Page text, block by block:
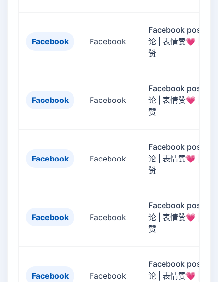
Facebook Facebook
Facebook post评
论 | 表情赞💗 | 评论
赞
Facebook Facebook
Facebook post评
论 | 表情赞💗 | 评论
赞
Facebook Facebook
Facebook post评
论 | 表情赞💗 | 评论
赞
Facebook Facebook
Facebook post评
论 | 表情赞💗 | 评论
赞
Facebook Facebook
Facebook post评
论 | 表情赞💗 | 评论